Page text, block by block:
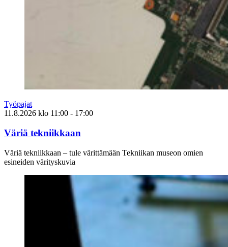
Työpajat
11.8.2026 klo 11:00 - 17:00
Väriä tekniikkaan
Väriä tekniikkaan – tule värittämään Tekniikan museon omien
esineiden värityskuvia